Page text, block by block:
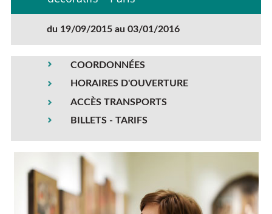
du 19/09/2015 au 03/01/2016
COORDONNÉES
HORAIRES D'OUVERTURE
ACCÈS TRANSPORTS
BILLETS - TARIFS